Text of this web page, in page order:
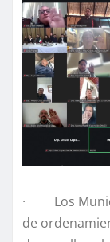
· Los
de